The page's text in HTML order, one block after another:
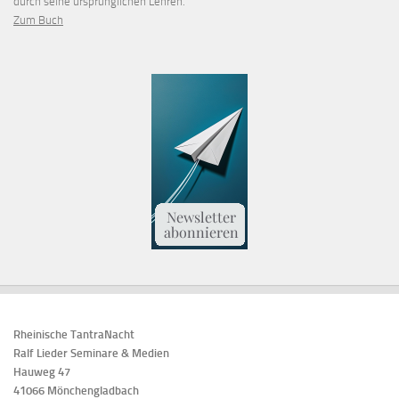
Zum Buch
Rheinische TantraNacht
Ralf Lieder Seminare & Medien
Hauweg 47
41066 Mönchengladbach